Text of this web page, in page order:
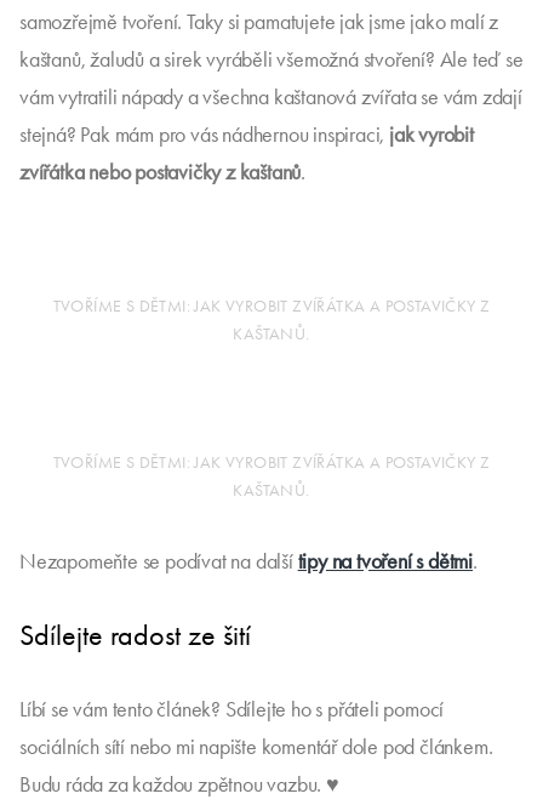
samozřejmě tvoření. Taky si pamatujete jak jsme jako malí z
kaštanů, žaludů a sirek vyráběli všemožná stvoření? Ale teď se
vám vytratili nápady a všechna kaštanová zvířata se vám zdají
stejná? Pak mám pro vás nádhernou inspiraci, jak vyrobit
zvířátka nebo postavičky z kaštanů.
TVOŘÍME S DĚTMI: JAK VYROBIT ZVÍŘÁTKA A POSTAVIČKY Z
KAŠTANŮ.
TVOŘÍME S DĚTMI: JAK VYROBIT ZVÍŘÁTKA A POSTAVIČKY Z
KAŠTANŮ.
Nezapomeňte se podívat na dalšítipy na tvoření s dětmi.
Sdílejte radost ze šití
Líbí se vám tento článek? Sdílejte ho s přáteli pomocí
sociálních sítí nebo mi napište komentář dole pod článkem.
Budu ráda za každou zpětnou vazbu. ♥